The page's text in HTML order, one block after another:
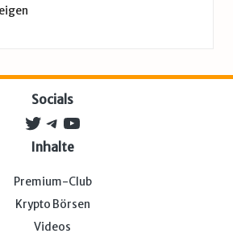
Socials
Twitter
Telegram
YouTube
Inhalte
Premium-Club
Krypto Börsen
Videos